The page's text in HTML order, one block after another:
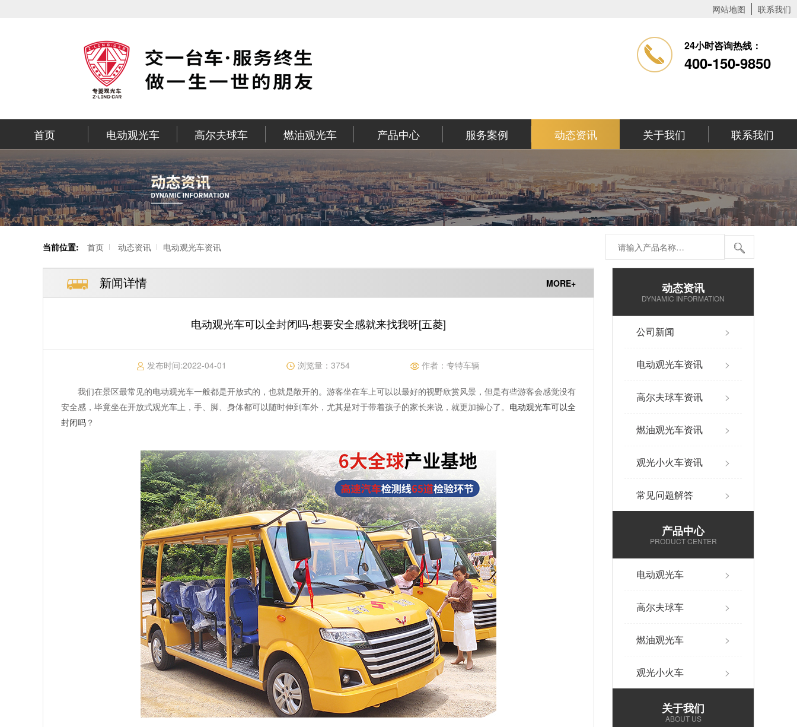
网站地图 联系我们
24小时咨询热线：
400-150-9850
首页 电动观光车 高尔夫球车 燃油观光车 产品中心 服务案例 动态资讯 关于我们 联系我们
当前位置: 首页 动态资讯 电动观光车资讯
新闻详情 MORE+
电动观光车可以全封闭吗-想要安全感就来找我呀[五菱]
发布时间:2022-04-01 浏览量：3754 作者： 专特车辆
我们在景区最常见的电动观光车一般都是开放式的，也就是敞开的。游客坐在车上可以以最好的视野欣赏风景，但是有些游客会感觉没有
安全感，毕竟坐在开放式观光车上，手、脚、身体都可以随时伸到车外，尤其是对于带着孩子的家长来说，就更加操心了。 电动观光车可以全
封闭吗 ？
动态资讯
DYNAMIC INFORMATION
公司新闻 >
电动观光车资讯 >
高尔夫球车资讯 >
燃油观光车资讯 >
观光小火车资讯 >
常见问题解答 >
产品中心
PRODUCT CENTER
电动观光车 >
高尔夫球车 >
燃油观光车 >
观光小火车 >
关于我们
ABOUT US